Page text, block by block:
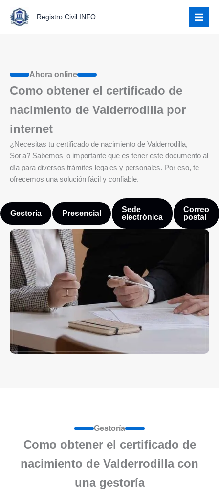
contenido
Registro Civil INFO
Ahora online
Como obtener el certificado de
nacimiento de Valderrodilla por
internet
¿Necesitas tu certificado de nacimiento de Valderrodilla,
Soria? Sabemos lo importante que es tener este documento al
día para diversos trámites legales y personales. Por eso, te
ofrecemos una solución fácil y confiable.
Gestoría Presencial
Sede
electrónica
Correo
postal
Gestoría
Como obtener el certificado de
nacimiento de Valderrodilla con
una gestoría